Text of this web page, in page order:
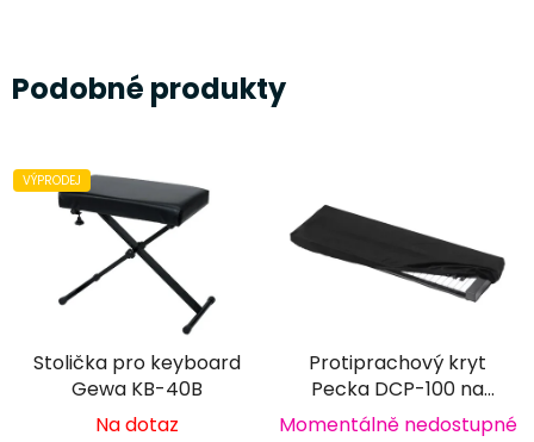
Podobné produkty
VÝPRODEJ
Stolička pro keyboard
Gewa KB-40B
Na dotaz
Protiprachový kryt
Pecka DCP-100 na
klávesy
Momentálně nedostupné